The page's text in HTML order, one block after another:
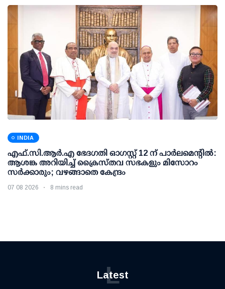
INDIA
എഫ്.സി.ആര്‍.എ ഭേദഗതി ഓഗസ്റ്റ് 12 ന് പാര്‍ലമെന്റില്‍:
ആശങ്ക അറിയിച്ച് ക്രൈസ്തവ സഭകളും മിസോറം
സര്‍ക്കാരും; വഴങ്ങാതെ കേന്ദ്രം
07 08 2026 8 mins read
Latest
L